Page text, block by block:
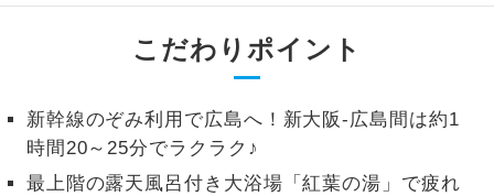
こだわりポイント
新幹線のぞみ利用で広島へ！新大阪-広島間は約1
時間20～25分でラクラク♪
最上階の露天風呂付き大浴場「紅葉の湯」で疲れ
トラベルイヤ
周りの音を気にせず、ガイドさんの説明
をじっくり聞くことができます。
1名様から出発可能な個人型プランで
す。
2名様催行
2名様から出発可能な個人型プランで
す。